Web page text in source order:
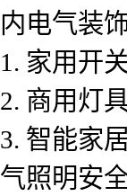
内电气装
1. 家用开
2. 商用灯
3. 智能家
气照明安